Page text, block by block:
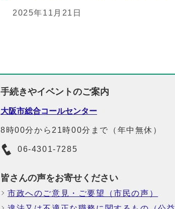
2025年11月21日
手続きやイベントのご案内
大阪市総合コールセンター
8時00分から21時00分まで（年中無休）
06-4301-7285
皆さんの声をお寄せください
市政へのご意見・ご要望（市民の声）